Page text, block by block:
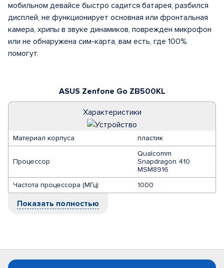
ASUS Zenfone Go ZB500KL
Характеристики
Материал корпуса пластик
Процессор
Qualcomm
Snapdragon 410
MSM8916
Частота процессора (МГц)
1000
Показать полностью
мобильном девайсе быстро садится батарея, разбился
дисплей, не функционирует основная или фронтальная
камера, хрипы в звуке динамиков, поврежден микрофон
или не обнаружена сим-карта, вам есть, где 100%
помогут.